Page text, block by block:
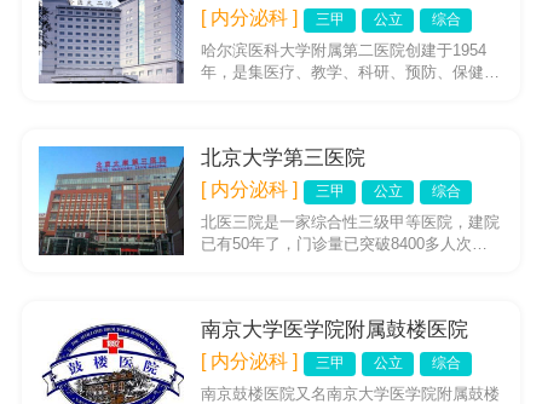
[ 内分泌科 ] 三甲 公立 综合
哈尔滨医科大学附属第二医院创建于1954
年，是集医疗、教学、科研、预防、保健和
北京大学第三医院
[ 内分泌科 ] 三甲 公立 综合
北医三院是一家综合性三级甲等医院，建院
已有50年了，门诊量已突破8400多人次，
南京大学医学院附属鼓楼医院
[ 内分泌科 ] 三甲 公立 综合
南京鼓楼医院又名南京大学医学院附属鼓楼